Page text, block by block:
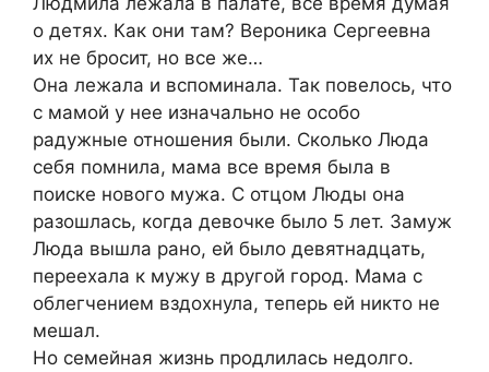
о детях. Как они там? Вероника Сергеевна
их не бросит, но все же…
Она лежала и вспоминала. Так повелось, что
с мамой у нее изначально не особо
радужные отношения были. Сколько Люда
себя помнила, мама все время была в
поиске нового мужа. С отцом Люды она
разошлась, когда девочке было 5 лет. Замуж
Люда вышла рано, ей было девятнадцать,
переехала к мужу в другой город. Мама с
облегчением вздохнула, теперь ей никто не
мешал.
Но семейная жизнь продлилась недолго.